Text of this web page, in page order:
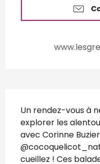
Description
Un rendez-vous à
explorer les
avec Corinne
cueillez ! Ces